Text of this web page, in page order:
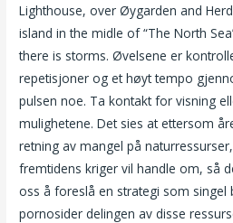
Lighthouse, over Øygarden and
island in the midle of “The North
there is storms. Øvelsene er
repetisjoner og et høyt tempo
pulsen noe. Ta kontakt for visning
mulighetene. Det sies at ettersom
retning av mangel på
fremtidens kriger vil handle om, så
oss å foreslå en strategi som singel
pornosider delingen av disse